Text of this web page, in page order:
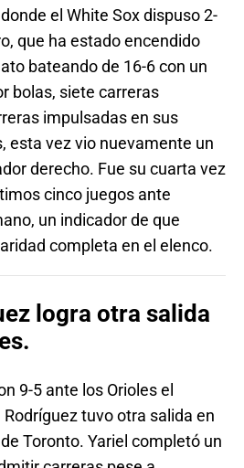
el White Sox dispuso 2-
que ha estado encendido
bateando de 16-6 con un
bolas, siete carreras
impulsadas en sus
esta vez vio nuevamente un
derecho. Fue su cuarta vez
cinco juegos ante
un indicador de que
completa en el elenco.
logra otra salida
9-5 ante los Orioles el
tuvo otra salida en
Toronto. Yariel completó un